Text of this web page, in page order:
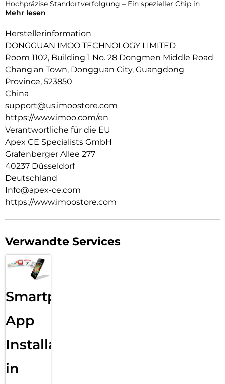
Hochpräzise Standortverfolgung – Ein spezieller Chip in
Kombination mit globalen Satellitensystemen sorgt für
Gesundheitsüberwachung rund um die Uhr – Kontinuierliche
Herzfrequenz- und Aktivitätsverfolgung mit intelligenten
Benachrichtigungen hilft Eltern, das Wohlbefinden ihres
Kindes jederzeit zu gewährleisten.
Robuste Qualität und 20 m Wasserbeständigkeit –
Zertifiziert durch über 150 strenge Tests, erfüllt EU-Standards
mit Wasserdichtigkeit nach IP68 bis zu 20 Metern.
Mehrsprachige Unterstutzung: Verfugbar in Englisch,
Deutsch, Polnisch, Spanisch und Chinesisch.
Mehr lesen
Herstellerinformation
DONGGUAN IMOO TECHNOLOGY LIMITED
Room 1102, Building 1 No. 28 Dongmen Middle Road
Chang'an Town, Dongguan City, Guangdong
Province, 523850
China
support@us.imoostore.com
https://www.imoo.com/en
Verantwortliche für die EU
Apex CE Specialists GmbH
Grafenberger Allee 277
40237 Düsseldorf
Deutschland
Info@apex-ce.com
https://www.imoostore.com
Verwandte Services
Smartphone
App
Installation
in